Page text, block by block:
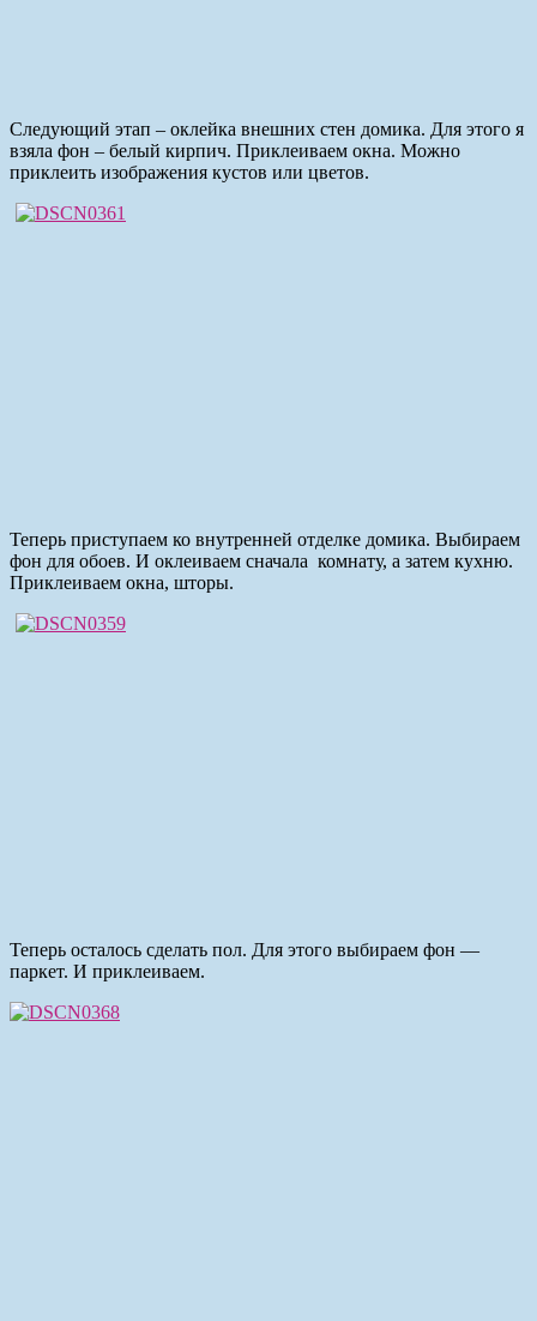
Следующий этап – оклейка внешних стен домика. Для этого я
взяла фон – белый кирпич. Приклеиваем окна. Можно
приклеить изображения кустов или цветов.
Теперь приступаем ко внутренней отделке домика. Выбираем
фон для обоев. И оклеиваем сначала комнату, а затем кухню.
Приклеиваем окна, шторы.
Теперь осталось сделать пол. Для этого выбираем фон —
паркет. И приклеиваем.